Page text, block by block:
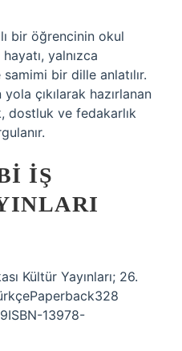
bir öğrencinin okul
yalnızca
bir dille anlatılır.
çıkılarak hazırlanan
dostluk ve fedakarlık
İŞ
Kültür Yayınları; 26.
13978-